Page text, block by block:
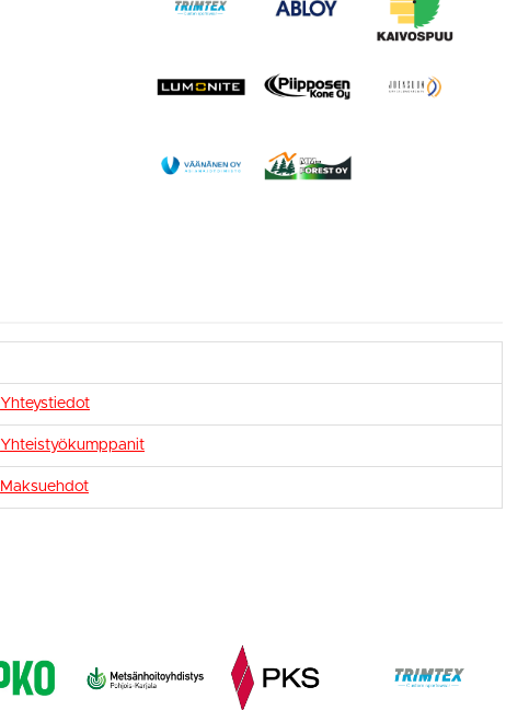
Yhteystiedot
Yhteistyökumppanit
Maksuehdot